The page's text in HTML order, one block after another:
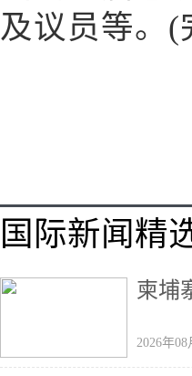
及议员等。(
国际新闻精
柬埔
2026年08